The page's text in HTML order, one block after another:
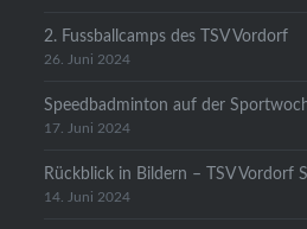
2. Fussballcamps des TSV Vordorf
26. Juni 2024
Speedbadminton auf der
17. Juni 2024
Rückblick in Bildern – TSV Vordorf
14. Juni 2024